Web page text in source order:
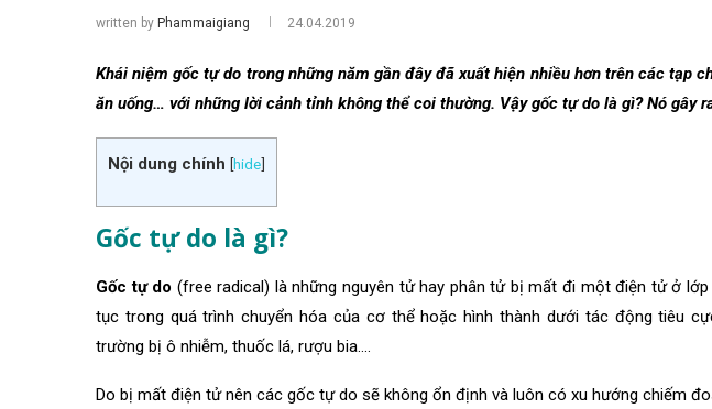
written by Phammaigiang 24.04.2019
Khái niệm gốc tự do trong những năm gần đây đã xuất hiện nhiều hơn trên các tạp
ăn uống… với những lời cảnh tỉnh không thể coi thường. Vậy gốc tự do là gì? Nó gây
Nội dung chính [hide]
Gốc tự do là gì?
Gốc tự do (free radical) là những nguyên tử hay phân tử bị mất đi một điện tử ở lớp
tục trong quá trình chuyển hóa của cơ thể hoặc hình thành dưới tác động tiêu
trường bị ô nhiễm, thuốc lá, rượu bia….
Do bị mất điện tử nên các gốc tự do sẽ không ổn định và luôn có xu hướng chiếm